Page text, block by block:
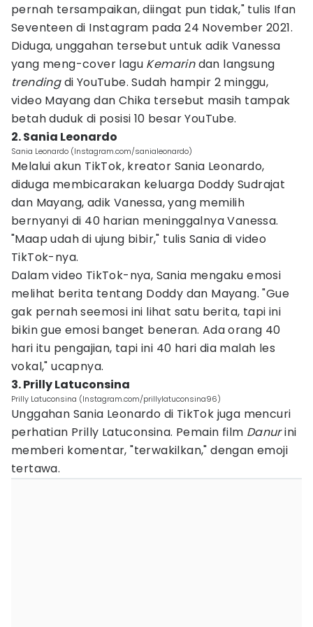
pernah tersampaikan, diingat pun tidak," tulis Ifan
Seventeen di Instagram pada 24 November 2021.
Diduga, unggahan tersebut untuk adik Vanessa
yang meng-cover lagu Kemarindan langsung
trendingdi YouTube. Sudah hampir 2 minggu,
video Mayang dan Chika tersebut masih tampak
betah duduk di posisi 10 besar YouTube.
2. Sania Leonardo
Sania Leonardo (Instagram.com/sanialeonardo)
Melalui akun TikTok, kreator Sania Leonardo,
diduga membicarakan keluarga Doddy Sudrajat
dan Mayang, adik Vanessa, yang memilih
bernyanyi di 40 harian meninggalnya Vanessa.
"Maap udah di ujung bibir," tulis Sania di video
TikTok-nya.
Dalam video TikTok-nya, Sania mengaku emosi
melihat berita tentang Doddy dan Mayang. "Gue
gak pernah seemosi ini lihat satu berita, tapi ini
bikin gue emosi banget beneran. Ada orang 40
hari itu pengajian, tapi ini 40 hari dia malah les
vokal," ucapnya.
3. Prilly Latuconsina
Prilly Latuconsina (Instagram.com/prillylatuconsina96)
Unggahan Sania Leonardo di TikTok juga mencuri
perhatian Prilly Latuconsina. Pemain film Danurini
memberi komentar, "terwakilkan," dengan emoji
tertawa.